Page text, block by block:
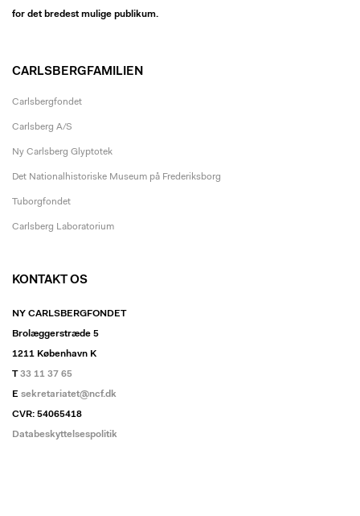
for det bredest mulige publikum.
CARLSBERGFAMILIEN
Carlsbergfondet
Carlsberg A/S
Ny Carlsberg Glyptotek
Det Nationalhistoriske Museum på Frederiksborg
Tuborgfondet
Carlsberg Laboratorium
KONTAKT OS
NY CARLSBERGFONDET
Brolæggerstræde 5
1211 København K
T33 11 37 65
E sekretariatet@ncf.dk
CVR: 54065418
Databeskyttelsespolitik